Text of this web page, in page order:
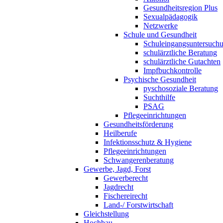
Gesundheitsregion Plus
Sexualpädagogik
Netzwerke
Schule und Gesundheit
schulärztliche Beratung
schulärztliche Gutachten
Impfbuchkontrolle
Psychische Gesundheit
pyschosoziale Beratung
Suchthilfe
PSAG
Pflegeeinrichtungen
Gesundheitsförderung
Heilberufe
Infektionsschutz & Hygiene
Pflegeeinrichtungen
Schwangerenberatung
Gewerbe, Jagd, Forst
Gewerberecht
Jagdrecht
Fischereirecht
Land-/ Forstwirtschaft
Gleichstellung